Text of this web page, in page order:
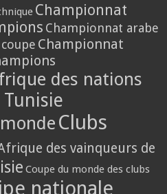
Championnat
Championnat arabe
Championnat
des nations
Clubs
des vainqueurs de
Coupe du monde des clubs
nationale